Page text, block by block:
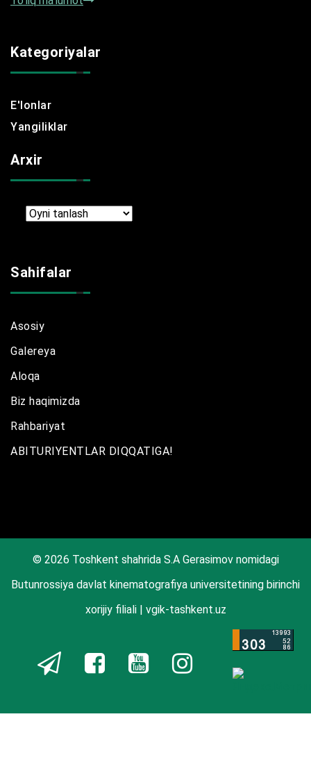
Kategoriyalar
E'lonlar
Yangiliklar
Arxir
Arxir
Sahifalar
Asosiy
Galereya
Aloqa
Biz haqimizda
Rahbariyat
ABITURIYENTLAR DIQQATIGA!
© 2026 Toshkent shahrida S.A Gerasimov nomidagi
Butunrossiya davlat kinematografiya universitetining birinchi
xorijiy filiali | vgik-tashkent.uz